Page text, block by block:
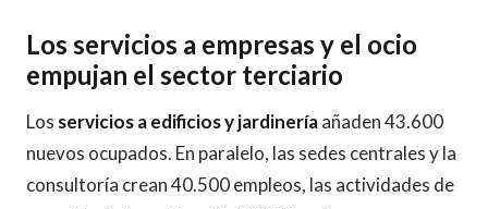
Los servicios a empresas y el ocio
empujan el sector terciario
Los servicios a edificios y jardineríaañaden 43.600
nuevos ocupados. En paralelo, las sedes centrales y la
consultoría crean 40.500 empleos, las actividades de